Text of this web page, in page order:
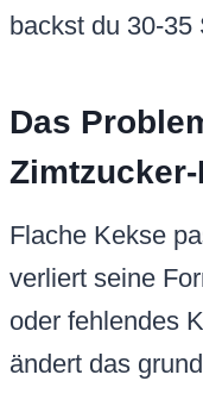
backst du 30-35
Das
Flache Kekse
verliert seine
oder fehlendes
ändert das